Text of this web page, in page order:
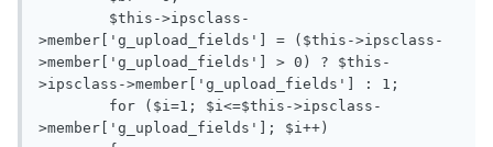
>member['g_upload_fields'] = ($this->ipsclass-
>member['g_upload_fields'] > 0) ? $this-
>ipsclass->member['g_upload_fields'] : 1;
>member['g_upload_fields']; $i++)